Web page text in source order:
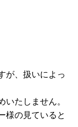
が、扱いによっ
たしません。
様の見ていると